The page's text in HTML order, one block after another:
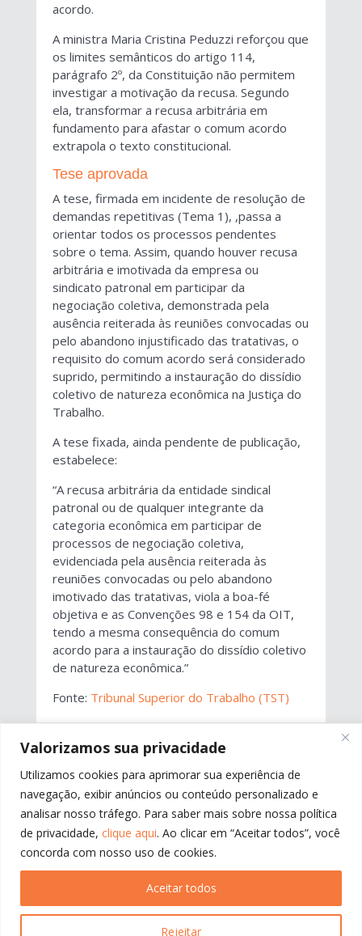
Valorizamos sua privacidade
Utilizamos cookies para aprimorar sua experiência de
navegação, exibir anúncios ou conteúdo personalizado e
analisar nosso tráfego. Para saber mais sobre nossa política
de privacidade, clique aqui. Ao clicar em “Aceitar todos”, você
concorda com nosso uso de cookies.
Rejeitar
Aceitar todos
acordo.
A ministra Maria Cristina Peduzzi reforçou que
os limites semânticos do artigo 114,
parágrafo 2º, da Constituição não permitem
investigar a motivação da recusa. Segundo
ela, transformar a recusa arbitrária em
fundamento para afastar o comum acordo
extrapola o texto constitucional.
Tese aprovada
A tese, firmada em incidente de resolução de
demandas repetitivas (Tema 1), ,passa a
orientar todos os processos pendentes
sobre o tema. Assim, quando houver recusa
arbitrária e imotivada da empresa ou
sindicato patronal em participar da
negociação coletiva, demonstrada pela
ausência reiterada às reuniões convocadas ou
pelo abandono injustificado das tratativas, o
requisito do comum acordo será considerado
suprido, permitindo a instauração do dissídio
coletivo de natureza econômica na Justiça do
Trabalho.
A tese fixada, ainda pendente de publicação,
estabelece:
“A recusa arbitrária da entidade sindical
patronal ou de qualquer integrante da
categoria econômica em participar de
processos de negociação coletiva,
evidenciada pela ausência reiterada às
reuniões convocadas ou pelo abandono
imotivado das tratativas, viola a boa-fé
objetiva e as Convenções 98 e 154 da OIT,
tendo a mesma consequência do comum
acordo para a instauração do dissídio coletivo
de natureza econômica.”
Fonte: Tribunal Superior do Trabalho (TST)
←ANTERIOR